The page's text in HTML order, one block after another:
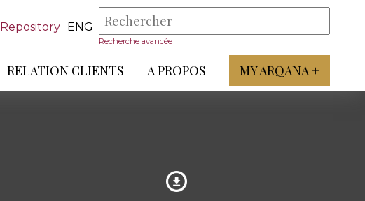
Repository ENG
Recherche avancée
RELATION CLIENTS A PROPOS MY ARQANA +